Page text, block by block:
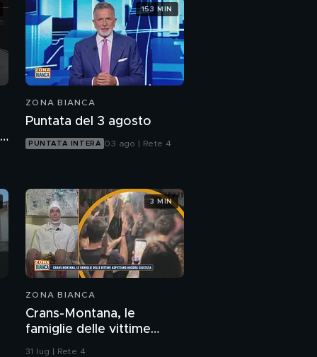
ZONA BIANCA
Puntata del 3 agosto
PUNTATA INTERA 03 ago | Rete 4
153 MIN
ZONA BIANCA
Crans-Montana, le
famiglie delle vittime
aspettano ancora
31 lug | Rete 4
3 MIN